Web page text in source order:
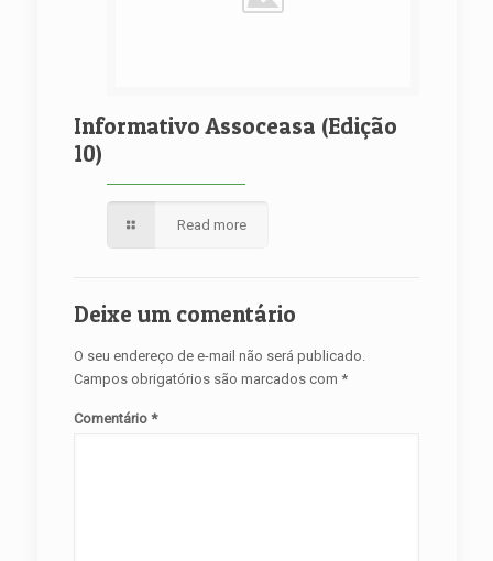
Informativo Assoceasa (Edição
10)
Read more
Deixe um comentário
O seu endereço de e-mail não será publicado.
Campos obrigatórios são marcados com *
Comentário *